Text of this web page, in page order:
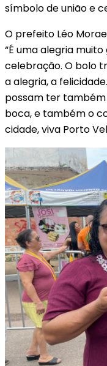
símbolo de união e
O prefeito Léo
“É uma alegria
celebração. O bolo
a alegria, a
possam ter também
boca, e também o
cidade, viva Porto